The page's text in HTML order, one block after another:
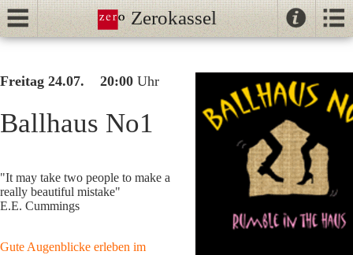
Zerokassel
Ballhaus
Unterricht
Freitag 24.07. 20:00 Uhr
Ballhaus No1
"It may take two people to make a
really beautiful mistake"
E.E. Cummings
Gute Augenblicke erleben im